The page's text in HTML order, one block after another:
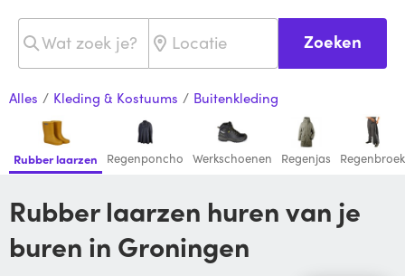
Zoeken
Alles / Kleding & Kostuums / Buitenkleding
Rubber laarzen Regenponcho Werkschoenen Regenjas Regenbroek
Rubber laarzen huren van je
buren in Groningen